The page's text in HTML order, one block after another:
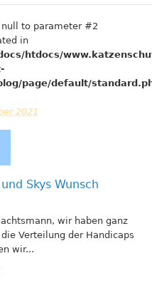
null to parameter #2
in
htdocs/
page/default/
2021
Skys Wunsch
wir haben ganz
Verteilung der Handicaps
wir...